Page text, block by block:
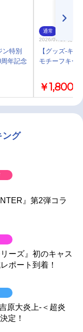
ン特別
年記念
通常
2026/07/10 発売
【グッズ-キ
モチーフキー
￥1,800
ング
』第2弾コラ
ーズ』初のキャス
ポート到着！
原大炎上-＜超炎
定！